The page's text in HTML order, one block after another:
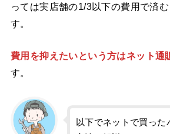
っては実店舗の1/3以下の費用で済
す。
費用を抑えたいという方はネット通
す。
以下でネットで買った